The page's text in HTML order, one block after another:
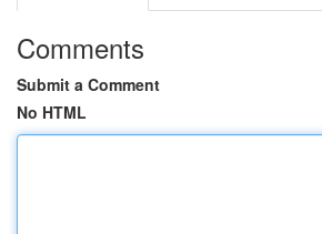
Comments
Submit a Comment
No HTML